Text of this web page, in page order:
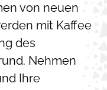
von neuen
mit Kaffee
des
Nehmen
Ihre